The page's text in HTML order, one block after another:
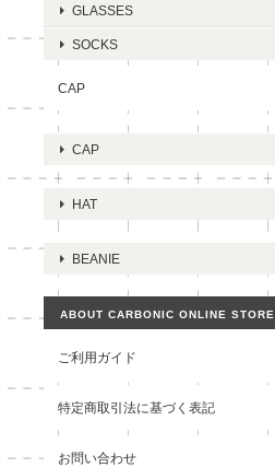
GLASSES
SOCKS
CAP
CAP
HAT
BEANIE
ABOUT CARBONIC ONLINE STORE
ご利用ガイド
特定商取引法に基づく表記
お問い合わせ